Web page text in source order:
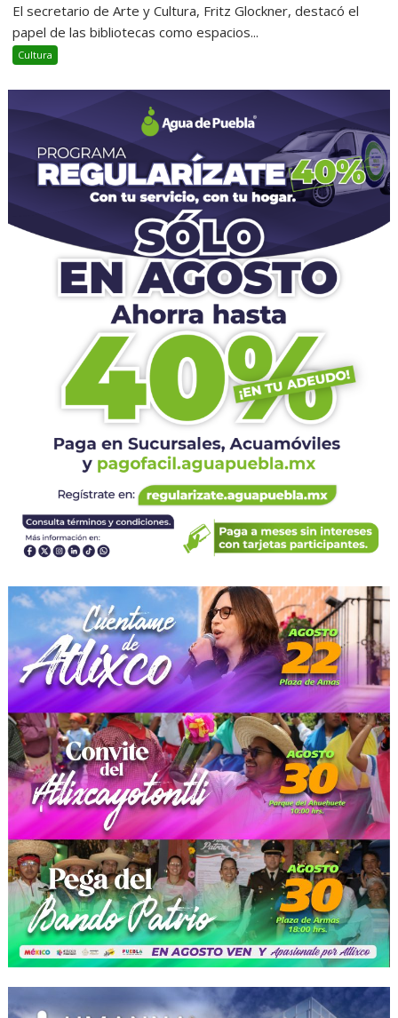
El secretario de Arte y Cultura, Fritz Glockner, destacó el
papel de las bibliotecas como espacios...
Cultura